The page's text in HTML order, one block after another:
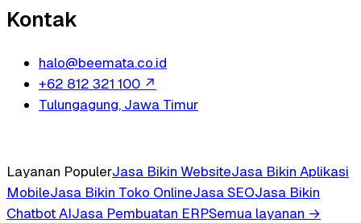
Kontak
halo@beemata.co.id
+62 812 321 100 ↗
Tulungagung, Jawa Timur
Layanan PopulerJasa Bikin WebsiteJasa Bikin Aplikasi
MobileJasa Bikin Toko OnlineJasa SEOJasa Bikin
Chatbot AIJasa Pembuatan ERPSemua layanan →